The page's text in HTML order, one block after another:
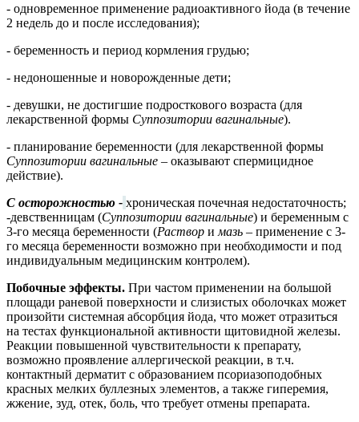
- одновременное применение радиоактивного йода (в течение
2 недель до и после исследования);
- беременность и период кормления грудью;
- недоношенные и новорожденные дети;
- девушки, не достигшие подросткового возраста (для
лекарственной формы Суппозитории вагинальные).
- планирование беременности (для лекарственной формы
Суппозитории вагинальные – оказывают спермицидное
действие).
С осторожностью - хроническая почечная недостаточность;
-девственницам (Суппозитории вагинальные) и беременным с
3-го месяца беременности (Раствор и мазь – применение с 3-
го месяца беременности возможно при необходимости и под
индивидуальным медицинским контролем).
Побочные эффекты. При частом применении на большой
площади раневой поверхности и слизистых оболочках может
произойти системная абсорбция йода, что может отразиться
на тестах функциональной активности щитовидной железы.
Реакции повышенной чувствительности к препарату,
возможно проявление аллергической реакции, в т.ч.
контактный дерматит с образованием псориазоподобных
красных мелких буллезных элементов, а также гиперемия,
жжение, зуд, отек, боль, что требует отмены препарата.